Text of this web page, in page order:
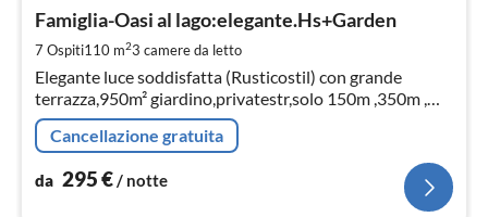
Famiglia-Oasi al lago:elegante.Hs+Garden
7 Ospiti110 m23 camere da letto
Elegante luce soddisfatta (Rusticostil) con grande
terrazza,950m² giardino,privatestr,solo 150m ,350m ,
così centrale e allo stesso tempo (camino)+3rooms
Cancellazione gratuita
da 295€/ notte